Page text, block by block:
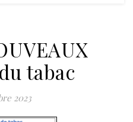
tabac
2023